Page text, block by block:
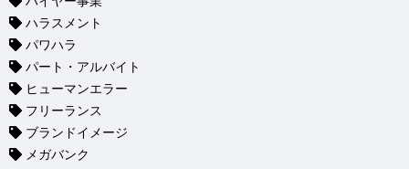
ハラスメント
パワハラ
パート・アルバイト
ヒューマンエラー
フリーランス
ブランドイメージ
メガバンク